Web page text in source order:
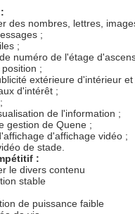
des nombres, lettres,
;
;
numéro de l'étage
;
extérieure d'intérieur et
d'intérêt ;
de l'information ;
gestion de Quene ;
d'affichage vidéo ;
de stade.
:
le divers contenu
stable
de puissance faible